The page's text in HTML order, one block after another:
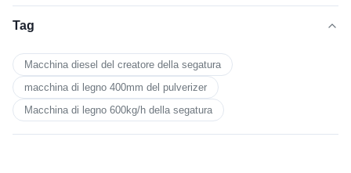
Tag
Macchina diesel del creatore della segatura
macchina di legno 400mm del pulverizer
Macchina di legno 600kg/h della segatura